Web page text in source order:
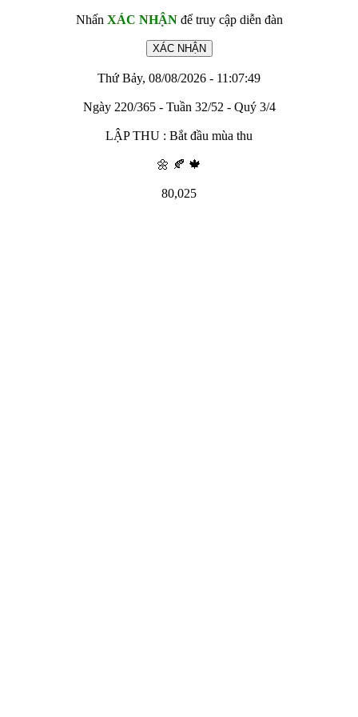
Nhấn XÁC NHẬNđể truy cập diễn đàn
Thứ Bảy, 08/08/2026 - 11:07:49
Ngày 220/365 - Tuần 32/52 - Quý 3/4
LẬP THU : Bắt đầu mùa thu
🌼 🍂 🍁
80,025